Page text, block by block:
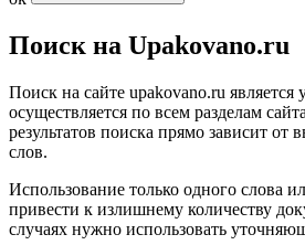
Поиск на Upakovano.ru
Поиск на сайте upakovano.ru является
осуществляется по всем разделам
результатов поиска прямо зависит
слов.
Использование только одного слова
привести к излишнему количеству
случаях нужно использовать